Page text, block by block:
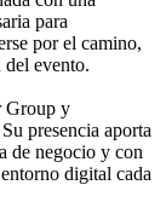
para
por el camino,
evento.
Group y
presencia aporta
de negocio y con
digital cada